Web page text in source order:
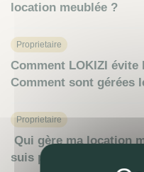
location meublée ?
Proprietaire
Comment LOKIZI évite
Comment sont gérées
Proprietaire
Qui gère ma location
suis propriétaire)